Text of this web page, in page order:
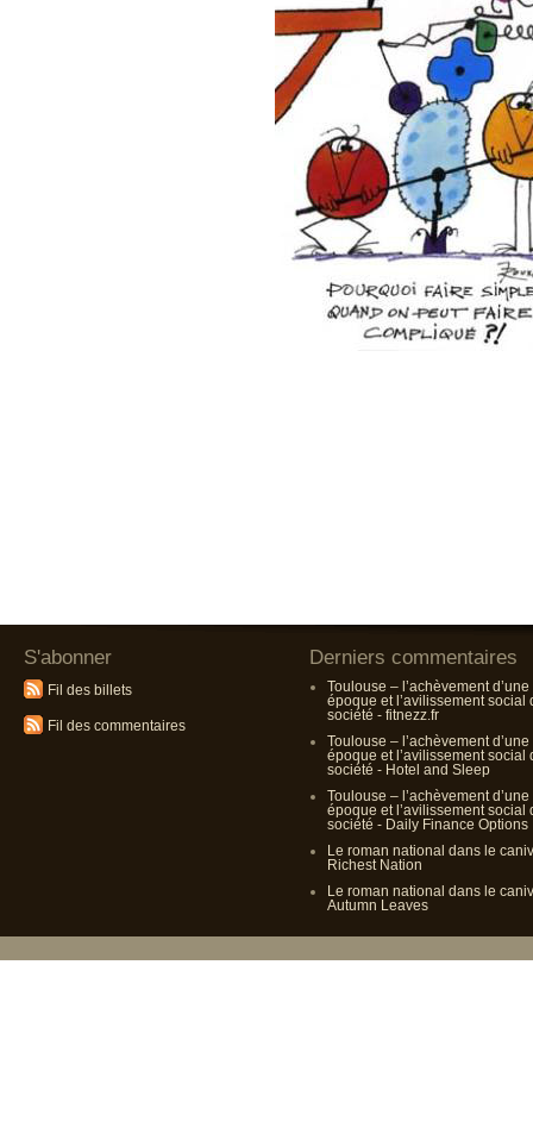
S'abonner
Fil des billets
Fil des commentaires
Derniers commentaires
Toulouse – l’achèvement d’une
époque et l’avilissement social
société - fitnezz.fr
Toulouse – l’achèvement d’une
époque et l’avilissement social
société - Hotel and Sleep
Toulouse – l’achèvement d’une
époque et l’avilissement social
société - Daily Finance Options
Le roman national dans le
Richest Nation
Le roman national dans le
Autumn Leaves